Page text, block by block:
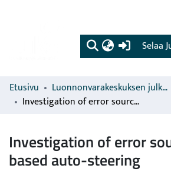
(current)
Selaa
Etusivu Luonnonvarakeskuksen julkaisut
Investigation of error sources in GNSS based auto-steering
Investigation of error
based auto-steering